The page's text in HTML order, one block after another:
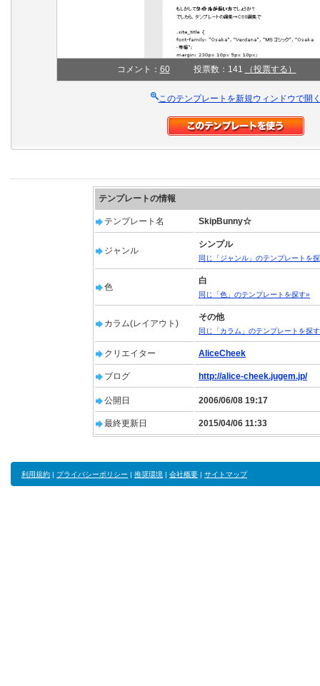
コメント： 60 投票数：141 （投票する）
このテンプレートを新規ウィンドウで開
テンプレートの情報
テンプレート名 SkipBunny☆
ジャンル
シンプル
同じ「ジャンル」のテンプレートを
色
白
同じ「色」のテンプレートを探す»
カラム(レイアウト)
その他
同じ「カラム」のテンプレートを探
クリエイター AliceCheek
ブログ http://alice-cheek.jugem.jp/
公開日 2006/06/08 19:17
最終更新日 2015/04/06 11:33
利用規約 | プライバシーポリシー | 推奨環境 | 会社概要 | サイトマップ